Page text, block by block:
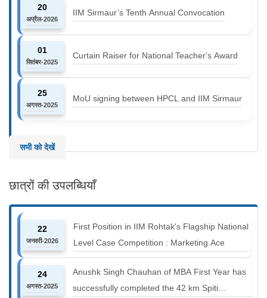
20
अप्रैल-2026
IIM Sirmaur’s Tenth Annual Convocation
01
सितंबर-2025
Curtain Raiser for National Teacher's Award
25
अगस्त-2025
MoU signing between HPCL and IIM Sirmaur
सभी को देखें
छात्रों की उपलब्धियाँ
22
जनवरी-2026
First Position in IIM Rohtak's Flagship National
Level Case Competition : Marketing Ace
24
अगस्त-2025
Anushk Singh Chauhan of MBA First Year has
successfully completed the 42 km Spiti